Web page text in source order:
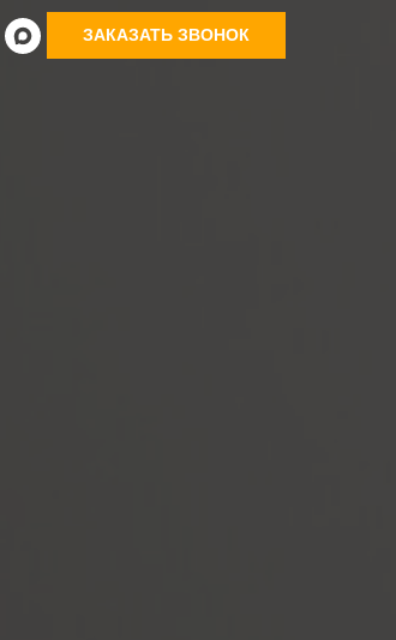
ЗАКАЗАТЬ ЗВОНОК